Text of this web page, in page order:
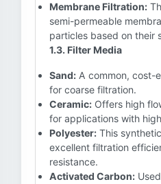
Membrane Filtration:
semi-permeable
particles based on their
1.3. Filter Media
Sand: A common, cost-
for coarse filtration.
Ceramic: Offers high
for applications with
Polyester: This
excellent filtration
resistance.
Activated Carbon: